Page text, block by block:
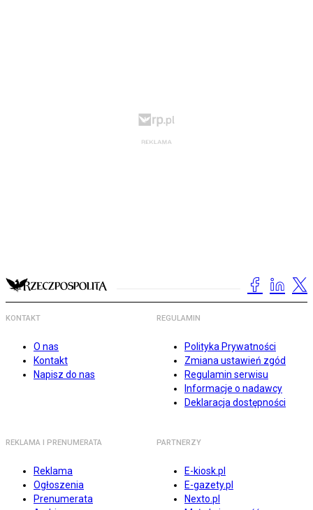
KONTAKT
O nas
Kontakt
Napisz do nas
REGULAMIN
Polityka Prywatności
Zmiana ustawień zgód
Regulamin serwisu
Informacje o nadawcy
Deklaracja dostępności
REKLAMA I PRENUMERATA
Reklama
Ogłoszenia
Prenumerata
PARTNERZY
E-kiosk.pl
E-gazety.pl
Nexto.pl